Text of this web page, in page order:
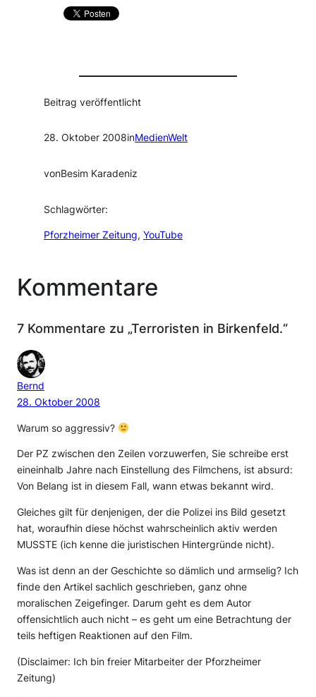
Beitrag veröffentlicht
28. Oktober 2008inMedienWelt
vonBesim Karadeniz
Schlagwörter:
Pforzheimer Zeitung, YouTube
Kommentare
7 Kommentare zu „Terroristen in Birkenfeld.“
Bernd
28. Oktober 2008
Warum so aggressiv?
Der PZ zwischen den Zeilen vorzuwerfen, Sie schreibe erst
eineinhalb Jahre nach Einstellung des Filmchens, ist absurd:
Von Belang ist in diesem Fall, wann etwas bekannt wird.
Gleiches gilt für denjenigen, der die Polizei ins Bild gesetzt
hat, woraufhin diese höchst wahrscheinlich aktiv werden
MUSSTE (ich kenne die juristischen Hintergründe nicht).
Was ist denn an der Geschichte so dämlich und armselig? Ich
finde den Artikel sachlich geschrieben, ganz ohne
moralischen Zeigefinger. Darum geht es dem Autor
offensichtlich auch nicht – es geht um eine Betrachtung der
teils heftigen Reaktionen auf den Film.
(Disclaimer: Ich bin freier Mitarbeiter der Pforzheimer
Zeitung)